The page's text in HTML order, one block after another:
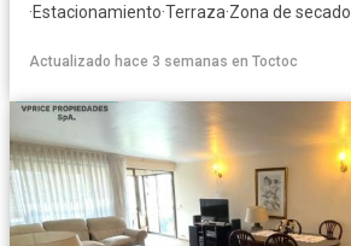
·Estacionamiento·Terraza·Zona de secado
Actualizado hace 3 semanas en Toctoc